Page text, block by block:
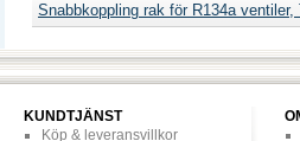
Snabbkoppling rak för R134a
KUNDTJÄNST
Köp & leveransvillkor